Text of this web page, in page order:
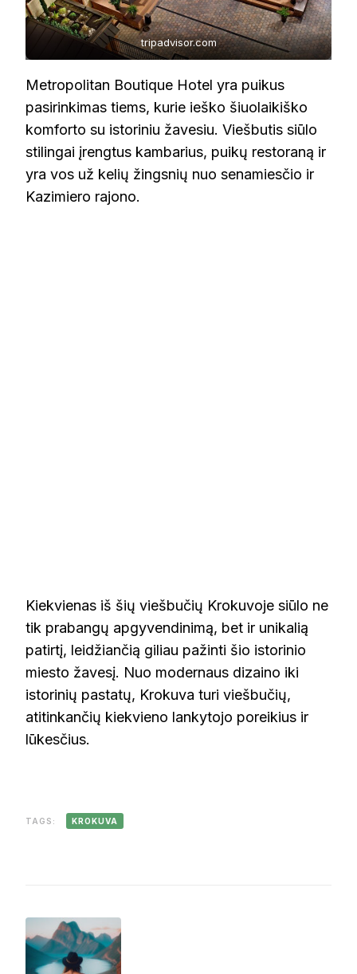
tripadvisor.com
Metropolitan Boutique Hotel yra puikus
pasirinkimas tiems, kurie ieško šiuolaikiško
komforto su istoriniu žavesiu. Viešbutis siūlo
stilingai įrengtus kambarius, puikų restoraną ir
yra vos už kelių žingsnių nuo senamiesčio ir
Kazimiero rajono.
Kiekvienas iš šių viešbučių Krokuvoje siūlo ne
tik prabangų apgyvendinimą, bet ir unikalią
patirtį, leidžiančią giliau pažinti šio istorinio
miesto žavesį. Nuo modernaus dizaino iki
istorinių pastatų, Krokuva turi viešbučių,
atitinkančių kiekvieno lankytojo poreikius ir
lūkesčius.
TAGS: KROKUVA